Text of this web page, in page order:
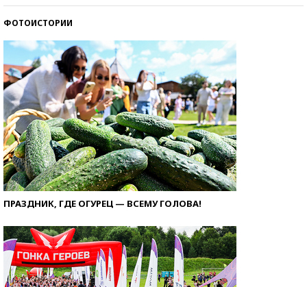
ФОТОИСТОРИИ
ПРАЗДНИК, ГДЕ ОГУРЕЦ — ВСЕМУ ГОЛОВА!